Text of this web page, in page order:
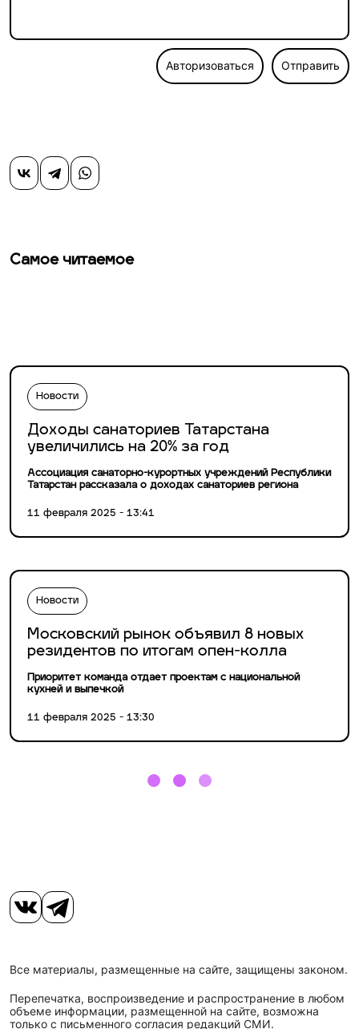
Авторизоваться Отправить
Самое читаемое
Новости
Доходы санаториев Татарстана
увеличились на 20% за год
Ассоциация санаторно-курортных учреждений Республики
Татарстан рассказала о доходах санаториев региона
11 февраля 2025 - 13:41
Новости
Московский рынок объявил 8 новых
резидентов по итогам опен-колла
Приоритет команда отдает проектам с национальной
кухней и выпечкой
11 февраля 2025 - 13:30
Все материалы, размещенные на сайте, защищены законом.
Перепечатка, воспроизведение и распространение в любом
объеме информации, размещенной на сайте, возможна
только с письменного согласия редакций СМИ.